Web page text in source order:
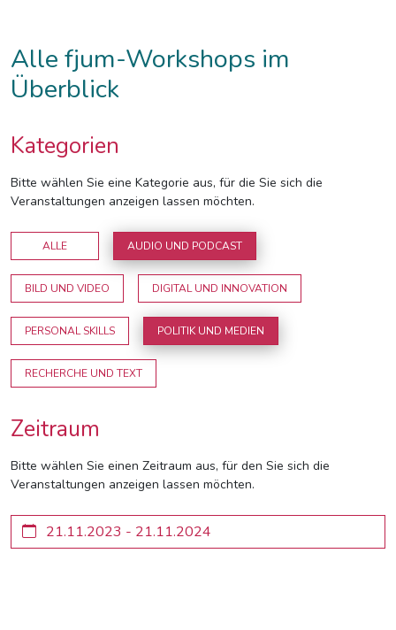
Alle fjum-Workshops im
Überblick
Kategorien
Bitte wählen Sie eine Kategorie aus, für die Sie sich die
Veranstaltungen anzeigen lassen möchten.
ALLE AUDIO UND PODCAST
BILD UND VIDEO DIGITAL UND INNOVATION
PERSONAL SKILLS POLITIK UND MEDIEN
RECHERCHE UND TEXT
Zeitraum
Bitte wählen Sie einen Zeitraum aus, für den Sie sich die
Veranstaltungen anzeigen lassen möchten.